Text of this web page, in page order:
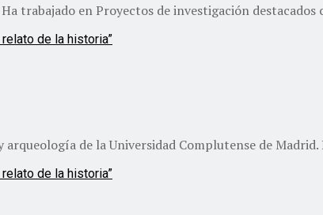
trabajado en Proyectos de investigación destacados
de la Universidad Complutense de